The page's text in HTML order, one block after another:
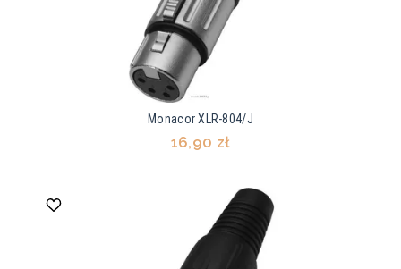
Monacor XLR-804/J
16,90 zł